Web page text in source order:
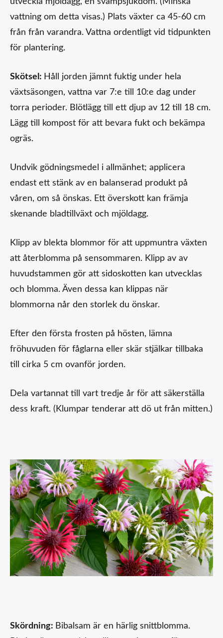
vattning om detta visas.) Plats växter ca 45-60 cm
från från varandra. Vattna ordentligt vid tidpunkten
för plantering.
Skötsel: Håll jorden jämnt fuktig under hela
växtsäsongen, vattna var 7:e till 10:e dag under
torra perioder. Blötlägg till ett djup av 12 till 18 cm.
Lägg till kompost för att bevara fukt och bekämpa
ogräs.
Undvik gödningsmedel i allmänhet; applicera
endast ett stänk av en balanserad produkt på
våren, om så önskas. Ett överskott kan främja
skenande bladtillväxt och mjöldagg.
Klipp av blekta blommor för att uppmuntra växten
att återblomma på sensommaren. Klipp av av
huvudstammen gör att sidoskotten kan utvecklas
och blomma. Även dessa kan klippas när
blommorna når den storlek du önskar.
Efter den första frosten på hösten, lämna
fröhuvuden för fåglarna eller skär stjälkar tillbaka
till cirka 5 cm ovanför jorden.
Dela vartannat till vart tredje år för att säkerställa
dess kraft. (Klumpar tenderar att dö ut från mitten.)
Skördning: Bibalsam är en härlig snittblomma.